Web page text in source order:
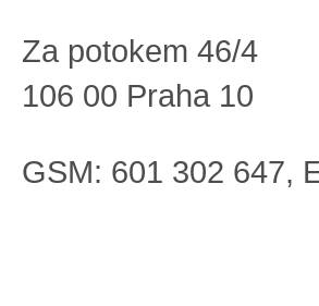
Za potokem 46/4
106 00 Praha 10
GSM: 601 302 647,